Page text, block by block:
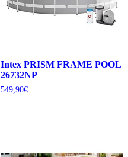
Intex PRISM FRAME POOL
26732NP
549,90€